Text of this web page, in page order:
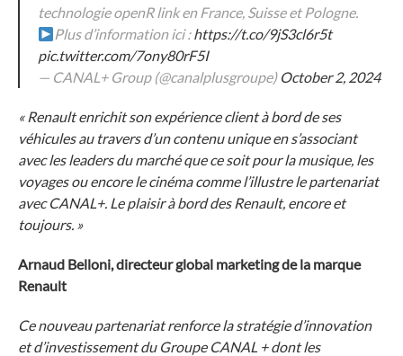
technologie openR link en France, Suisse et Pologne.
Plus d’information ici :https://t.co/9jS3cl6r5t
pic.twitter.com/7ony80rF5I
— CANAL+ Group (@canalplusgroupe) October 2, 2024
« Renault enrichit son expérience client à bord de ses
véhicules au travers d’un contenu unique en s’associant
avec les leaders du marché que ce soit pour la musique, les
voyages ou encore le cinéma comme l’illustre le partenariat
avec CANAL+. Le plaisir à bord des Renault, encore et
toujours. »
Arnaud Belloni, directeur global marketing de la marque
Renault
Ce nouveau partenariat renforce la stratégie d’innovation
et d’investissement du Groupe CANAL + dont les